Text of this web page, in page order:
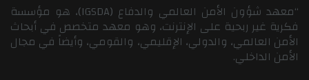
“معهد شؤون الأمن العالمي والدفاع (IGSDA)، هو مؤسسة
فكرية غير ربحية على الإنترنت، وهو معهد متخصص في أبحاث
الأمن العالمي، والدولي، الإقليمي، والقومي، وأيضاً في مجال
الأمن الداخلي.